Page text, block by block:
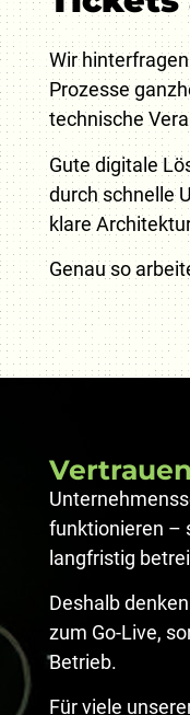
Wir
Prozesse
technische
Gute digitale
durch schnelle
klare
Genau so
funktionieren –
langfristig
Deshalb
zum Go-Live,
Betrieb.
Für viele